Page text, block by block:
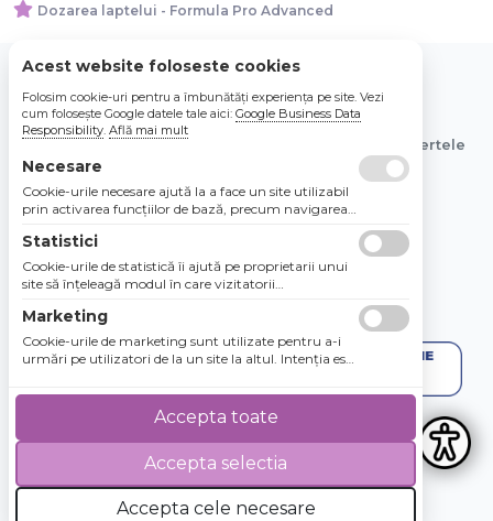
Dozarea laptelui - Formula Pro Advanced
© 2026 Bebe Nou Online Store SRL
Toate preturile sunt exprimate in lei si includ tva. Ofertele
sunt valabile in limita stocului disponibil.
4.8 / 5 ★★★★★
Acest website foloseste cookies
Folosim cookie-uri pentru a îmbunătăți experiența pe site. Vezi
cum folosește Google datele tale aici: Google Business Data
Responsibility. Află mai mult
Necesare
Cookie-urile necesare ajută la a face un site utilizabil
prin activarea funcţiilor de bază, precum navigarea
Site-ul nu poate funcţiona corespunzător fără aceste
cookie-uri.
Statistici
Cookie-urile de statistică îi ajută pe proprietarii unui
site să înţeleagă modul în care vizitatorii
raportarea informaţiilor în mod anonim.
Marketing
Cookie-urile de marketing sunt utilizate pentru a-i
urmări pe utilizatori de la un site la altul. Intenţia este
utilizatorii individuali, aşadar ele sunt mai valoroase
pentru agenţiile de puiblicitate şi părţile terţe care se
Accepta cele necesare
Accepta selectia
Accepta toate